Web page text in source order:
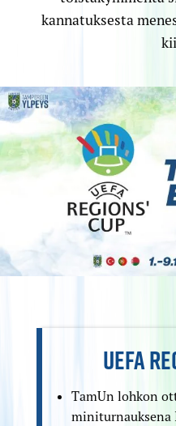
kannatuksesta
UEFA
TamUn lohkon
miniturnauksena